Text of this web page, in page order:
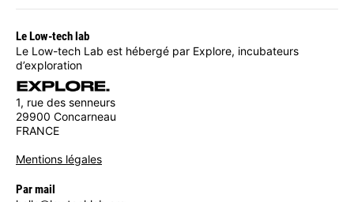
Le Low-tech lab
Le Low-tech Lab est hébergé par Explore, incubateurs
d’exploration
1, rue des senneurs
29900 Concarneau
FRANCE
Mentions légales
Par mail